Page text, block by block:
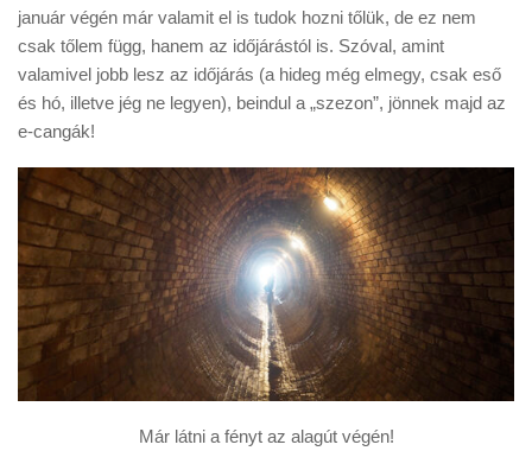
január végén már valamit el is tudok hozni tőlük, de ez nem
csak tőlem függ, hanem az időjárástól is. Szóval, amint
valamivel jobb lesz az időjárás (a hideg még elmegy, csak eső
és hó, illetve jég ne legyen), beindul a „szezon”, jönnek majd az
e-cangák!
Már látni a fényt az alagút végén!